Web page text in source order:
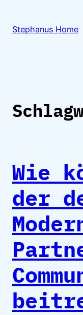
springen
Stephanus Home
Wie
der